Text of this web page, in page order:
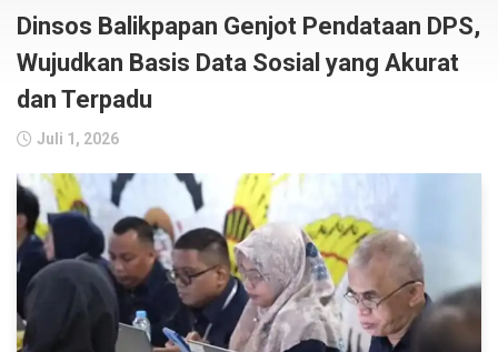
Dinsos Balikpapan Genjot Pendataan DPS,
Wujudkan Basis Data Sosial yang Akurat
dan Terpadu
Juli 1, 2026